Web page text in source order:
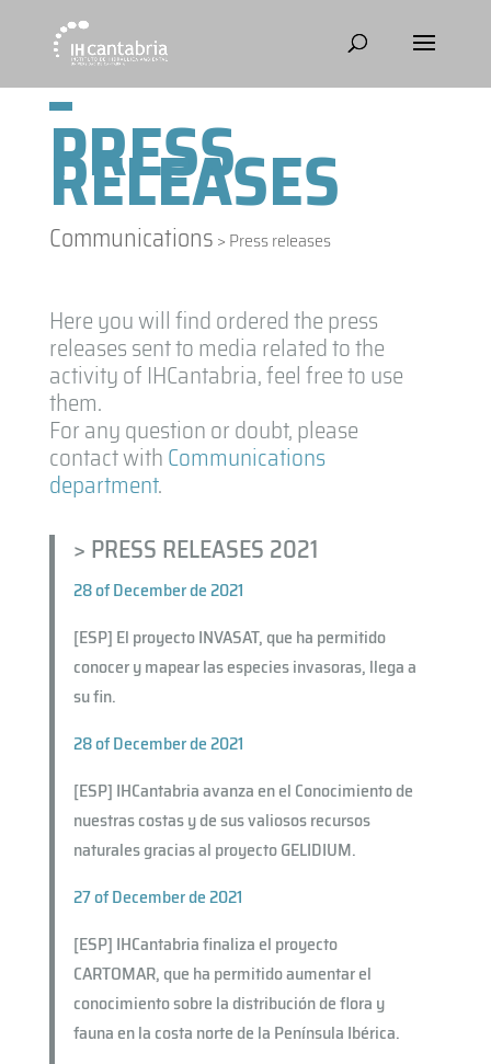
PRESS
RELEASES
Communications > Press releases
Here you will find ordered the press
releases sent to media related to the
activity of IHCantabria, feel free to use
them.
For any question or doubt, please
contact withCommunications
department.
> PRESS RELEASES 2021
28 of December de 2021
[ESP] El proyecto INVASAT, que ha permitido
conocer y mapear las especies invasoras, llega a
su fin.
28 of December de 2021
[ESP] IHCantabria avanza en el Conocimiento de
nuestras costas y de sus valiosos recursos
naturales gracias al proyecto GELIDIUM.
27 of December de 2021
[ESP] IHCantabria finaliza el proyecto
CARTOMAR, que ha permitido aumentar el
conocimiento sobre la distribución de flora y
fauna en la costa norte de la Península Ibérica.